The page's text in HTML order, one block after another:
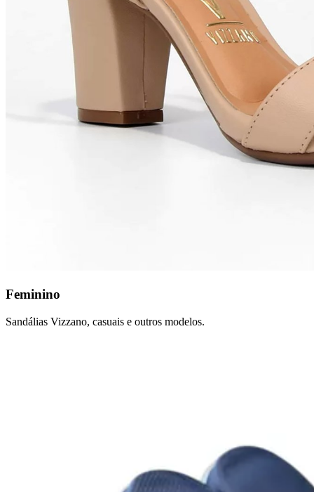
Feminino
Sandálias Vizzano, casuais e outros modelos.